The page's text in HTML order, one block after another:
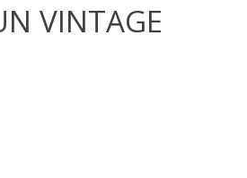
VINTAGE